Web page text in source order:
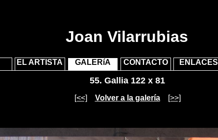
Joan Vilarrubias
EL ARTISTA GALERíA CONTACTO ENLACES
55. Gallia 122 x 81
[<<] Volver a la galería [>>]